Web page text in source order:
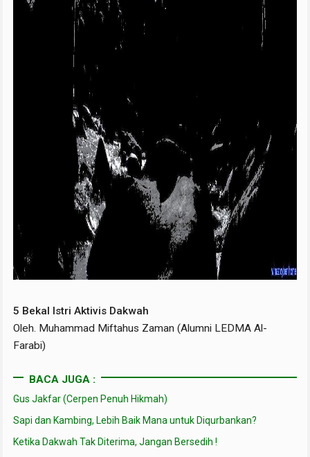
5 Bekal Istri Aktivis Dakwah
Oleh. Muhammad Miftahus Zaman (Alumni LEDMA Al-
Farabi)
BACA JUGA :
Gus Jakfar (Cerpen Penuh Hikmah)
Sapi dan Kambing, Lebih Baik Mana untuk Diqurbankan?
Ketika Dakwah Tak Diterima, Jangan Bersedih !